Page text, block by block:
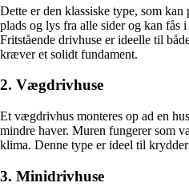
Dette er den klassiske type, som
plads og lys fra alle sider og kan fås
Fritstående drivhuse er ideelle til
kræver et solidt fundament.
2. Vægdrivhuse
Et vægdrivhus monteres op ad en
mindre haver. Muren fungerer som
klima. Denne type er ideel til
3. Minidrivhuse